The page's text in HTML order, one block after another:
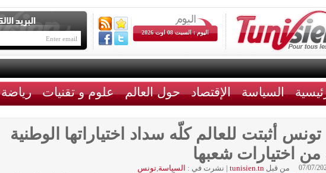
اليوم : السبت 08 اوت 2026
السياسة الإقتصاد حول العالم علوم و تقنيات رياضة
اتصل بنا
أثبتت للعالم كلّه سداد اختياراتها الوطنية
من اختيارات شعبها
من قبلtunisien.tn
| نشرت في : السياسة,تونس